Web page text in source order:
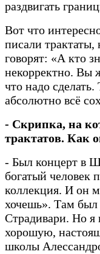
раздвигать
Вот что
писали трактаты,
говорят: «А кто
некорректно. Вы
что надо
абсолютно всё
- Скрипка, на
трактатов. Как
- Был концерт в
богатый человек
коллекция. И он
хочешь». Там был
Страдивари. Но я
хорошую,
школы